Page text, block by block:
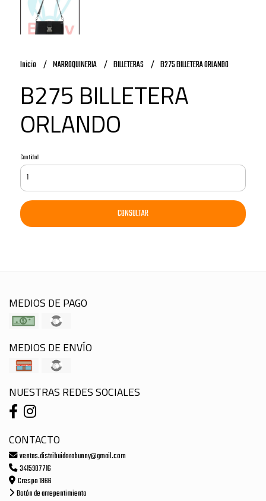
Inicio MARROQUINERIA BILLETERAS B275 BILLETERA ORLANDO
B275 BILLETERA
ORLANDO
Cantidad
CONSULTAR
MEDIOS DE PAGO
MEDIOS DE ENVÍO
NUESTRAS REDES SOCIALES
CONTACTO
ventas.distribuidorabunny@gmail.com
3415907716
Crespo 1866
Botón de arrepentimiento